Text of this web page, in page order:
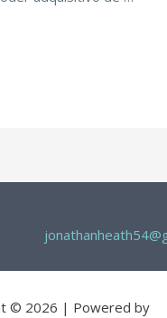
© 2026 | Powered by